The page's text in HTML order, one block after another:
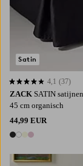
ZACK SATIN
45 cm organisch
44,99 EUR
4 kleuren
4,1 op basis van 37
4,1 (37)
Satin